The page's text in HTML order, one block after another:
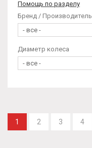
Помощь по разделу
Бренд / Производитель
Диаметр колеса
1 2 3 4